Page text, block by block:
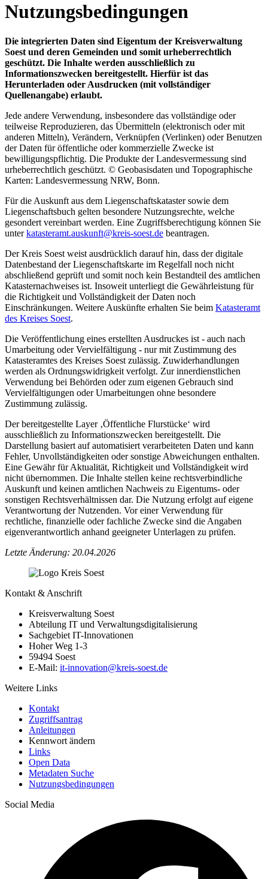
Nutzungsbedingungen
Die integrierten Daten sind Eigentum der Kreisverwaltung
Soest und deren Gemeinden und somit urheberrechtlich
geschützt. Die Inhalte werden ausschließlich zu
Informationszwecken bereitgestellt. Hierfür ist das
Herunterladen oder Ausdrucken (mit vollständiger
Quellenangabe) erlaubt.
Jede andere Verwendung, insbesondere das vollständige oder
teilweise Reproduzieren, das Übermitteln (elektronisch oder mit
anderen Mitteln), Verändern, Verknüpfen (Verlinken) oder Benutzen
der Daten für öffentliche oder kommerzielle Zwecke ist
bewilligungspflichtig. Die Produkte der Landesvermessung sind
urheberrechtlich geschützt. © Geobasisdaten und Topographische
Karten: Landesvermessung NRW, Bonn.
Für die Auskunft aus dem Liegenschaftskataster sowie dem
Liegenschaftsbuch gelten besondere Nutzungsrechte, welche
gesondert vereinbart werden. Eine Zugriffsberechtigung können Sie
unterkatasteramt.auskunft@​kreis-soest.de beantragen.
Der Kreis Soest weist ausdrücklich darauf hin, dass der digitale
Datenbestand der Liegenschaftskarte im Regelfall noch nicht
abschließend geprüft und somit noch kein Bestandteil des amtlichen
Katasternachweises ist. Insoweit unterliegt die Gewährleistung für
die Richtigkeit und Vollständigkeit der Daten noch
Einschränkungen. Weitere Auskünfte erhalten Sie beim Katasteramt
des Kreises Soest.
Die Veröffentlichung eines erstellten Ausdruckes ist - auch nach
Umarbeitung oder Vervielfältigung - nur mit Zustimmung des
Katasteramtes des Kreises Soest zulässig. Zuwiderhandlungen
werden als Ordnungswidrigkeit verfolgt. Zur innerdienstlichen
Verwendung bei Behörden oder zum eigenen Gebrauch sind
Vervielfältigungen oder Umarbeitungen ohne besondere
Zustimmung zulässig.
Der bereitgestellte Layer ‚Öffentliche Flurstücke‘ wird
ausschließlich zu Informationszwecken bereitgestellt. Die
Darstellung basiert auf automatisiert verarbeiteten Daten und kann
Fehler, Unvollständigkeiten oder sonstige Abweichungen enthalten.
Eine Gewähr für Aktualität, Richtigkeit und Vollständigkeit wird
nicht übernommen. Die Inhalte stellen keine rechtsverbindliche
Auskunft und keinen amtlichen Nachweis zu Eigentums- oder
sonstigen Rechtsverhältnissen dar. Die Nutzung erfolgt auf eigene
Verantwortung der Nutzenden. Vor einer Verwendung für
rechtliche, finanzielle oder fachliche Zwecke sind die Angaben
eigenverantwortlich anhand geeigneter Unterlagen zu prüfen.
Letzte Änderung: 20.04.2026
Kontakt & Anschrift
Kreisverwaltung Soest
Abteilung IT und Verwaltungsdigitalisierung
Sachgebiet IT-Innovationen
Hoher Weg 1-3
59494 Soest
E-Mail: it-innovation@​kreis-soest.de
Weitere Links
Kontakt
Zugriffsantrag
Anleitungen
Kennwort ändern
Links
Open Data
Metadaten Suche
Nutzungsbedingungen
Social Media